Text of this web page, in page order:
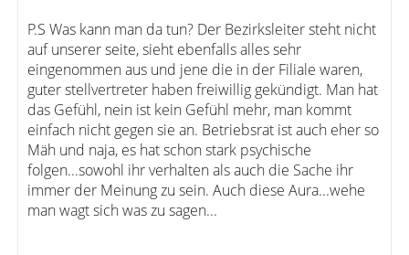
P.S Was kann man da tun? Der Bezirksleiter steht nicht
auf unserer seite, sieht ebenfalls alles sehr
eingenommen aus und jene die in der Filiale waren,
guter stellvertreter haben freiwillig gekündigt. Man hat
das Gefühl, nein ist kein Gefühl mehr, man kommt
einfach nicht gegen sie an. Betriebsrat ist auch eher so
Mäh und naja, es hat schon stark psychische
folgen...sowohl ihr verhalten als auch die Sache ihr
immer der Meinung zu sein. Auch diese Aura...wehe
man wagt sich was zu sagen...